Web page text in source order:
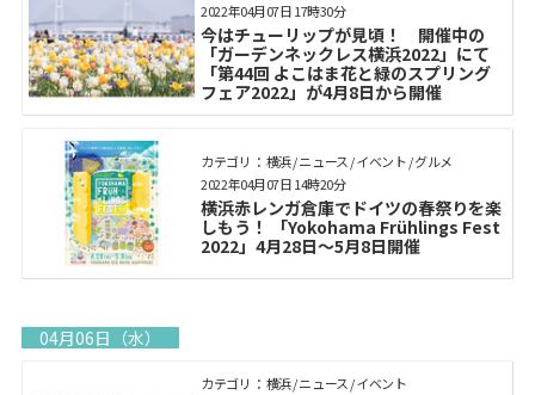
今はチューリップが見頃！ 開催中の
「ガーデンネックレス横浜2022」にて
「第44回 よこはま花と緑のスプリング
フェア2022」が4月8日から開催
2022年04月07日 17時30分
カテゴリ： 横浜 / ニュース / イベント / グルメ
横浜赤レンガ倉庫でドイツの春祭りを楽
しもう！ 「Yokohama Frühlings Fest
2022」4月28日～5月8日開催
2022年04月07日 14時20分
04月06日（水）
カテゴリ： 横浜 / ニュース / イベント